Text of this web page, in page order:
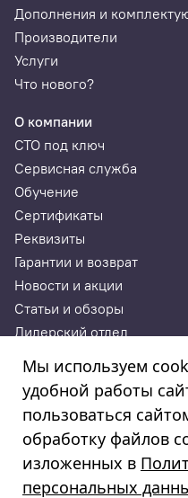
Дополнения и
Производители
Услуги
Что нового?
О компании
СТО под ключ
Сервисная служба
Обучение
Сертификаты
Реквизиты
Гарантии и возврат
Новости и акции
Статьи и обзоры
Дилерский отдел
© 2003—2025
«Автосервисторг»
ИП Годунова Лариса
ИНН 532108772827,
308532130300022
Мы используем
удобной работы
пользоваться
обработку файлов
изложенных в
персональных